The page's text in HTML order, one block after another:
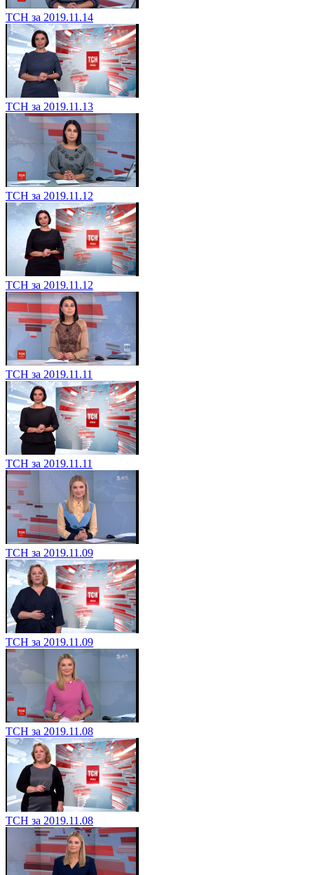
ТСН за 2019.11.14
ТСН за 2019.11.13
ТСН за 2019.11.12
ТСН за 2019.11.12
ТСН за 2019.11.11
ТСН за 2019.11.11
ТСН за 2019.11.09
ТСН за 2019.11.09
ТСН за 2019.11.08
ТСН за 2019.11.08